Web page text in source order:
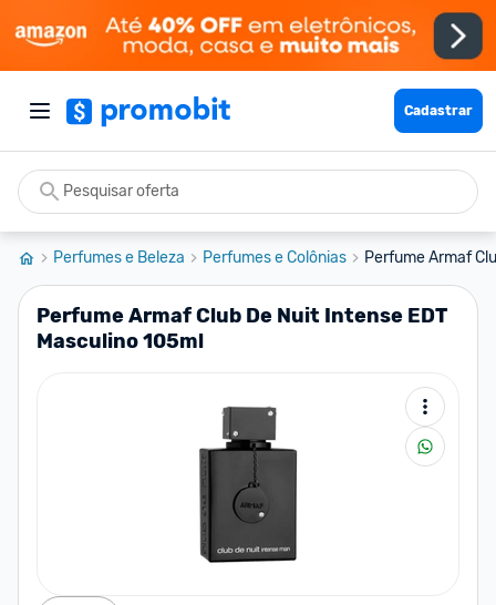
Cadastrar
Perfumes e Beleza Perfumes e Colônias Perfume Armaf
Perfume Armaf Club De Nuit Intense EDT
Masculino 105ml